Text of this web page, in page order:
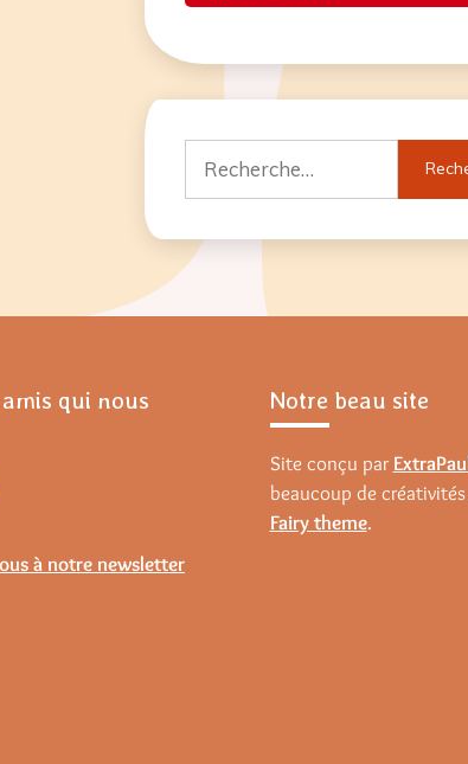
qui nous
à notre newsletter
Notre beau site
Site conçu par
beaucoup de
Fairy theme.